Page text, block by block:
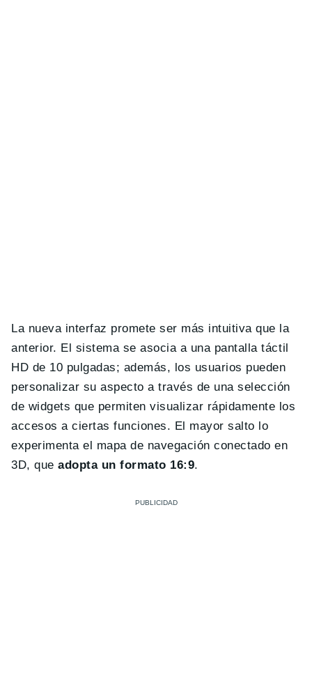
La nueva interfaz promete ser más intuitiva que la
anterior. El sistema se asocia a una pantalla táctil
HD de 10 pulgadas; además, los usuarios pueden
personalizar su aspecto a través de una selección
de widgets que permiten visualizar rápidamente los
accesos a ciertas funciones. El mayor salto lo
experimenta el mapa de navegación conectado en
3D, queadopta un formato 16:9.